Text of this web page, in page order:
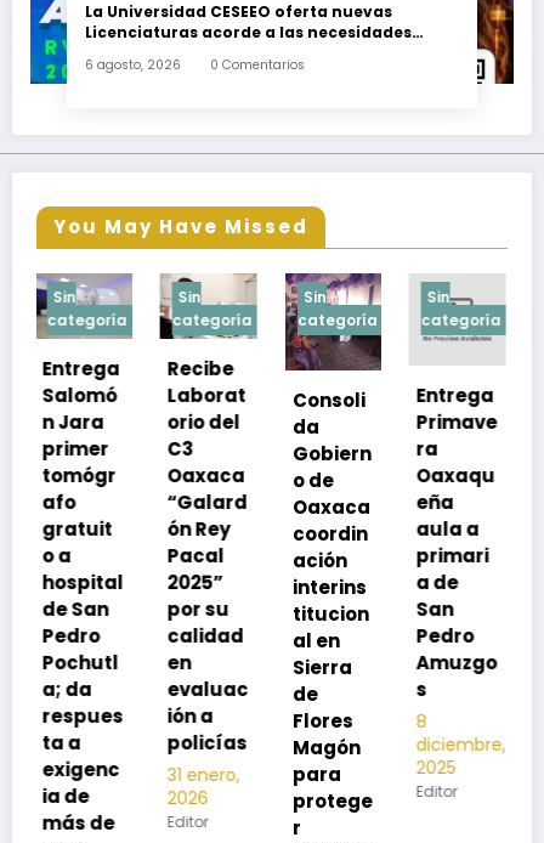
La Universidad CESEEO oferta nuevas
Licenciaturas acorde a las necesidades
nivel medio superior
6 agosto, 2026 0 Comentarios
You May Have Missed
Sin
categoría
Recibe
Laborat
orio del
C3
Oaxaca
“Galard
ón Rey
Pacal
2025”
por su
calidad
en
evaluac
ión a
policías
31 enero,
2026
Editor
Sin
categoría
Consoli
da
Gobiern
o de
Oaxaca
coordin
ación
interins
titucion
al en
Sierra
de
Flores
Magón
para
protege
r
Sin
categoría
Entrega
Primave
ra
Oaxaqu
eña
aula a
primari
a de
San
Pedro
Amuzgo
s
8
diciembre,
2025
Editor
Sin
categoría
Exhorta
SSO a
vacuna
rse de
neumoc
oco
para
preveni
r la
neumon
ía
13
noviembre,
2025
Editor